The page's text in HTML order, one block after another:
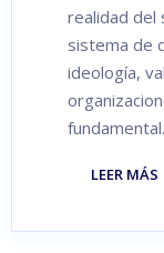
realidad del
sistema de
ideología,
LEER MÁS